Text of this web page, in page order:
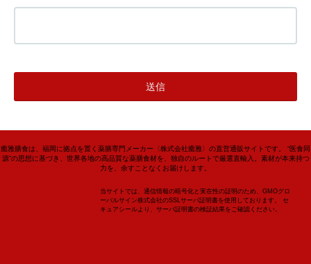
癒雅膳食は、福岡に拠点を置く薬膳専門メーカー〈株式会社癒雅〉の直営通販サイトです。 “医食同
源”の思想に基づき、世界各地の高品質な薬膳食材を、独自のルートで厳選直輸入。素材が本来持つ
力を、余すことなくお届けします。
当サイトでは、通信情報の暗号化と実在性の証明のため、GMOグロ
ーバルサイン株式会社のSSLサーバ証明書を使用しております。 セ
キュアシールより、サーバ証明書の検証結果をご確認ください。